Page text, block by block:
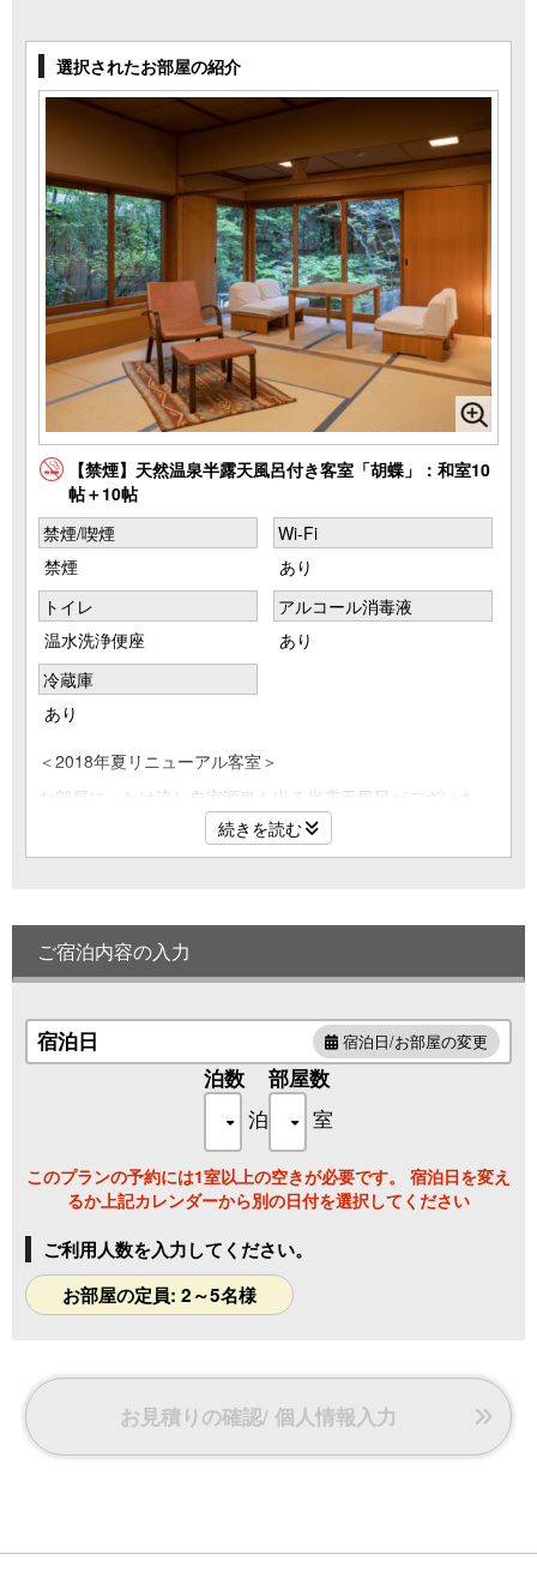
選択されたお部屋の紹介
【禁煙】天然温泉半露天風呂付き客室「胡蝶」：和室10
帖＋10帖
禁煙/喫煙
禁煙
Wi-Fi
あり
トイレ
温水洗浄便座
アルコール消毒液
あり
冷蔵庫
あり
＜2018年夏リニューアル客室＞
お部屋に、かけ流し自家源泉も出る半露天風呂がございま
す。坪庭の木々のそよぎもお楽しみいただけます。全部で20
帖の広々とした造りなので、女性グループにも大人気のお部
※季節により源泉の温度が変化いたしますので、水やお湯を
追加いただく場合もございます。また、ご到着後お客様ご自
身でお湯をためていただくスタイルです。
【１階客室】和室10帖＋10帖＋広縁４帖＋古代檜風呂（半露
天風呂）＋シャワートイレ付。
日本本来の風情ある“純和風数寄屋造り”の佇まい。冬は炬燵
■ゆったりとした間取りをとった客室は、畳と壁の色を基調
■踏込みが３帖あり、本間までのゆとりがあります。
■ハンドタオル、フェイスタオル、バスタオル、ドライヤー
■加湿器、除湿機は貸出サービスを行っております。
続きを読む
ご宿泊内容の入力
宿泊日 宿泊日/お部屋の変更
泊数
泊
部屋数
室
このプランの予約には1室以上の空きが必要です。 宿泊日を変え
るか上記カレンダーから別の日付を選択してください
ご利用人数を入力してください。
お部屋の定員: 2～5名様
お見積りの確認/ 個人情報入力